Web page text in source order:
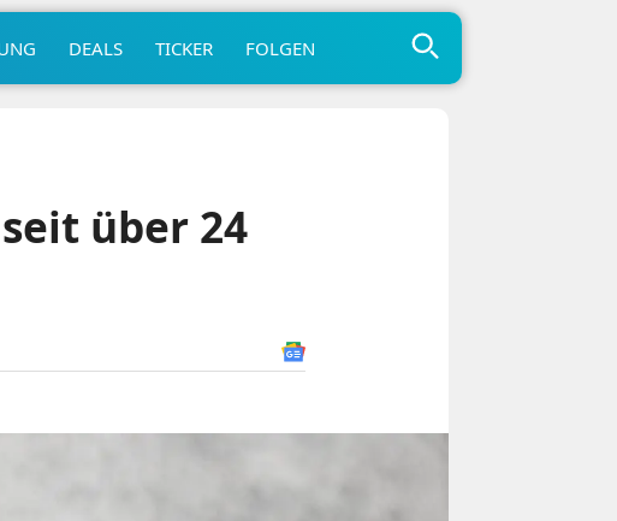
DEALS TICKER FOLGEN
über 24